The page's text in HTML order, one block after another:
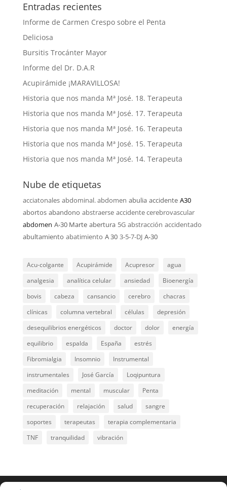
Entradas recientes
Informe de Carmen Crespo sobre el Penta
Deliciosa
Bursitis Trocánter Mayor
Informe del Dr. D.A.R
Acupirámide ¡MARAVILLOSA!
Historia que nos manda Mª José. 18. Terapeuta
Historia que nos manda Mª José. 17. Terapeuta
Historia que nos manda Mª José. 16. Terapeuta
Historia que nos manda Mª José. 15. Terapeuta
Historia que nos manda Mª José. 14. Terapeuta
Nube de etiquetas
acciatonales abdominal. abdomen abulia accidente A30
abortos abandono abstraerse accidente cerebrovascular
abdomen A-30 Marte abertura 5G abstracción accidentado
abultamiento abatimiento A 30 3-5-7-DJ A-30
Acu-colgante Acupirámide Acupresor
agua
analgesia
analítica celular ansiedad
Bioenergía
bovis
cabeza cansancio cerebro
chacras
clínicas
columna vertebral células
depresión
desequilibrios energéticos
doctor dolor
energía
equilibrio
espalda España
estrés
Fibromialgia
Insomnio
Instrumental
instrumentales
José García
Loqipuntura
meditación
mental muscular
Penta
recuperación
relajación salud
sangre
soportes
terapeutas
terapia complementaria
TNF
tranquilidad vibración